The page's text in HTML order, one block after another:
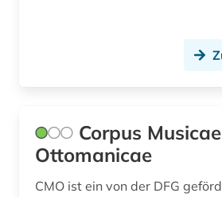
Corpus Musicae
Ottomanicae
CMO ist ein von der DFG